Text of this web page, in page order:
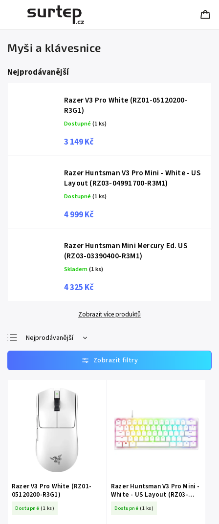
Myši a klávesnice
Nejprodávanější
Razer V3 Pro White (RZ01-05120200-
R3G1)
Dostupné(1 ks)
3 149 Kč
Razer Huntsman V3 Pro Mini - White - US
Layout (RZ03-04991700-R3M1)
Dostupné(1 ks)
4 999 Kč
Razer Huntsman Mini Mercury Ed. US
(RZ03-03390400-R3M1)
Skladem(1 ks)
4 325 Kč
Zobrazit více produktů
Nejprodávanější
Nejlevnější
Nejdražší
Razer V3 Pro White (RZ01-
05120200-R3G1)
Dostupné (1 ks)
Razer Huntsman V3 Pro Mini -
White - US Layout (RZ03-
Dostupné (1 ks)